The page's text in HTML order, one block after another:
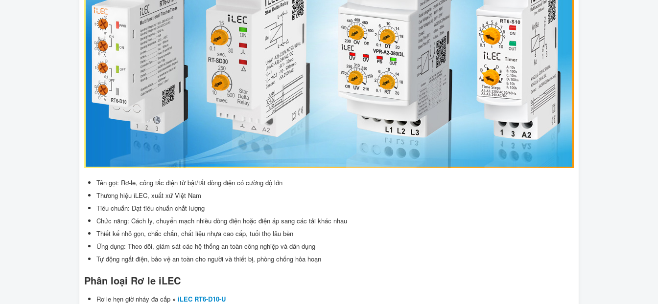
Tên gọi: Rơ-le, công tắc điện tử bật/tắt dòng điện có cường độ lớn
Thương hiệu iLEC, xuất xứ Việt Nam
Tiêu chuẩn: Đạt tiêu chuẩn chất lượng
Chức năng: Cách ly, chuyển mạch nhiều dòng điện hoặc điện áp sang các tải khác nhau
Thiết kế nhỏ gọn, chắc chắn, chất liệu nhựa cao cấp, tuổi thọ lâu bền
Ứng dụng: Theo dõi, giám sát các hệ thống an toàn công nghiệp và dân dụng
Tự động ngắt điện, bảo vệ an toàn cho người và thiết bị, phòng chống hỏa hoạn
Phân loại Rơ le iLEC
Rơ le hẹn giờ nháy đa cấp » iLEC RT6-D10-U